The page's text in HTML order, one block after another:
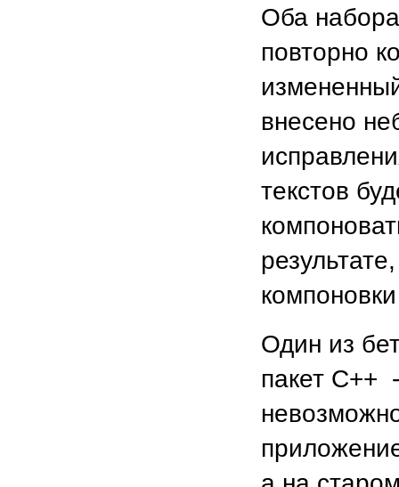
Оба
повторнo
внесено
текстов
Один из
пакет